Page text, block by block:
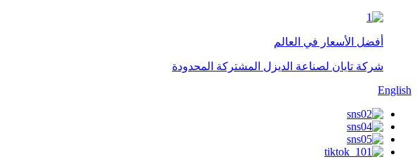
أفضل الأسعار في العالم
شركة تايان لصناعة الديزل المشتركة المحدودة
English